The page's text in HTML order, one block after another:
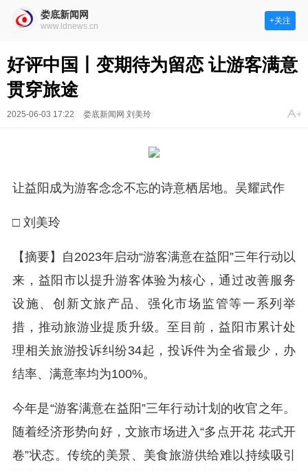
娄底新闻网
www.ldnews.cn
+关注
好评中国丨变期待为留恋 让游客满意
贯穿旅途
2025-06-03 17:22 娄底新闻网 刘美玲
让益阳成为游客念念不忘的诗意栖居地。吴耀武作
□ 刘美玲
【摘要】自2023年启动“游客满意在益阳”三年行动以
来，益阳市以提升游客体验为核心，通过改善服务
设施、创新文旅产品、强化市场监管等一系列举
措，推动旅游业提质升级。至目前，益阳市累计处
理相关旅游投诉纠纷34起，投诉件为全省最少，办
结率、满意率均为100%。
今年是“游客满意在益阳”三年行动计划的收官之年。
随着经济形势向好，文旅市场进入“多点开花 花式开
卷”状态。传统的美景、美食旅游供给难以持续吸引